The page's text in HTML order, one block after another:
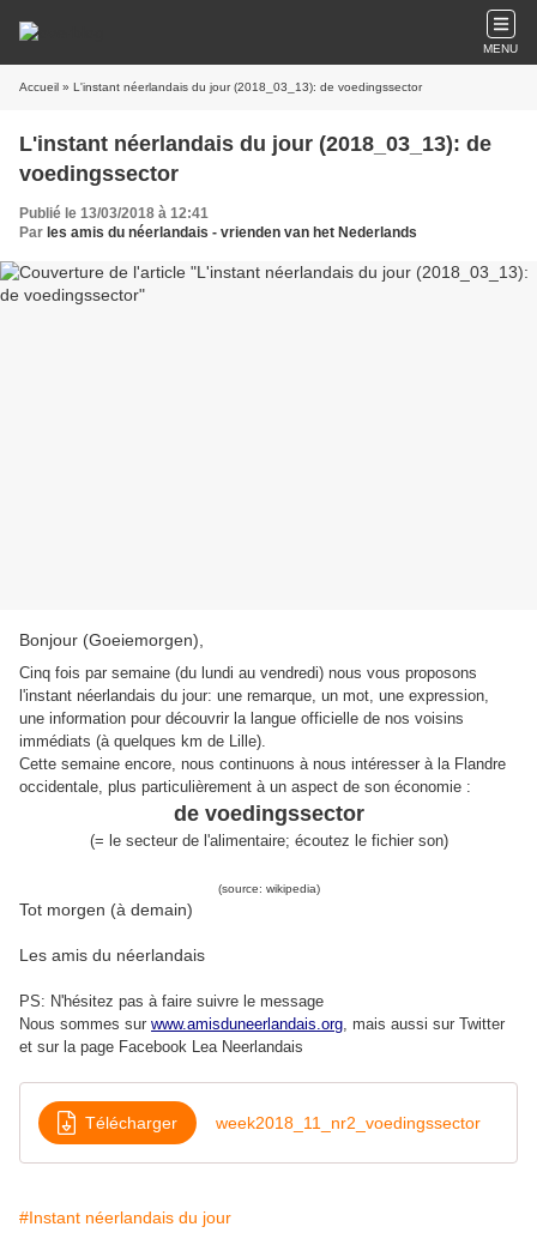
MENU
Accueil » L'instant néerlandais du jour (2018_03_13): de voedingssector
L'instant néerlandais du jour (2018_03_13): de
voedingssector
Publié le 13/03/2018 à 12:41
Par les amis du néerlandais - vrienden van het Nederlands
Bonjour (Goeiemorgen),
Cinq fois par semaine (du lundi au vendredi) nous vous proposons
l'instant néerlandais du jour: une remarque, un mot, une expression,
une information pour découvrir la langue officielle de nos voisins
immédiats (à quelques km de Lille).
Cette semaine encore, nous continuons à nous intéresser à la Flandre
occidentale, plus particulièrement à un aspect de son économie :
de voedingssector
(= le secteur de l'alimentaire; écoutez le fichier son)
(source: wikipedia)
Tot morgen (à demain)
Les amis du néerlandais
PS: N'hésitez pas à faire suivre le message
Nous sommes sur www.amisduneerlandais.org, mais aussi sur Twitter
et sur la page Facebook Lea Neerlandais
Télécharger week2018_11_nr2_voedingssector
#Instant néerlandais du jour